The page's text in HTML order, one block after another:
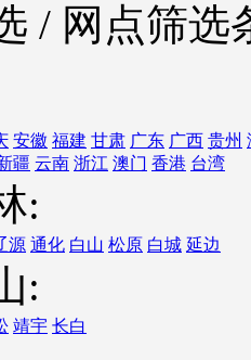
/ 网点筛选
安徽 福建 甘肃 广东 广西 贵州
疆 云南 浙江 澳门 香港 台湾
:
源 通化 白山 松原 白城 延边
:
靖宇 长白